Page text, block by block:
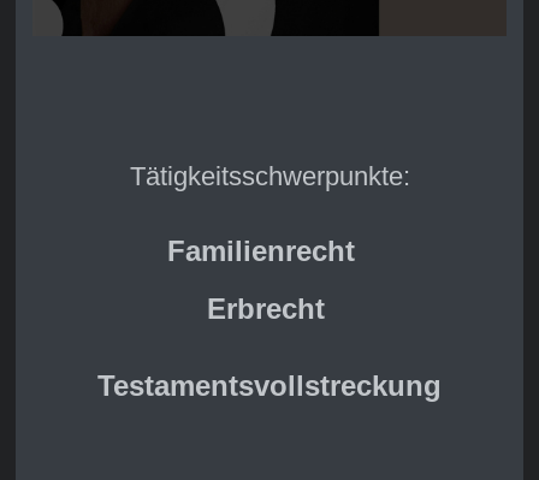
Tätigkeitsschwerpunkte:
Familienrecht
Erbrecht
Testamentsvollstreckung